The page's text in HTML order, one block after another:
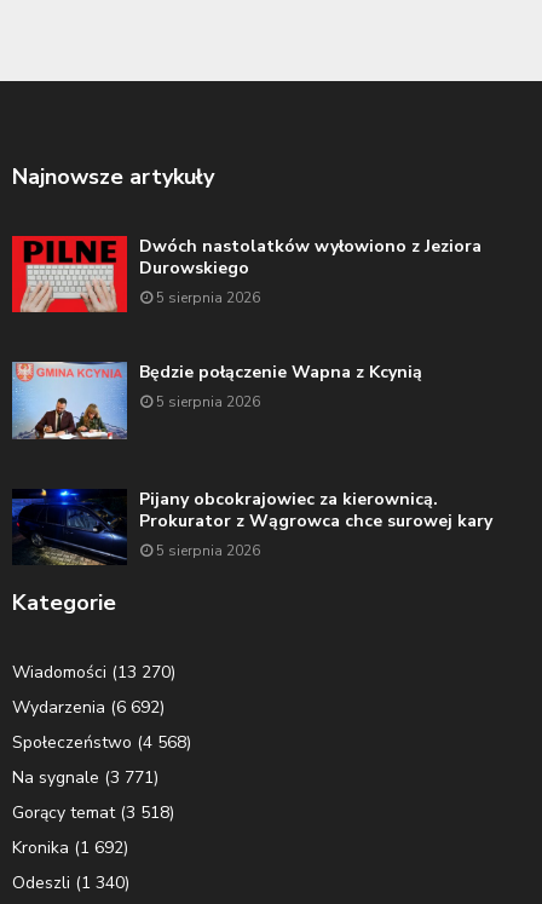
Najnowsze artykuły
Dwóch nastolatków wyłowiono z Jeziora
Durowskiego
5 sierpnia 2026
Będzie połączenie Wapna z Kcynią
5 sierpnia 2026
Pijany obcokrajowiec za kierownicą.
Prokurator z Wągrowca chce surowej kary
5 sierpnia 2026
Kategorie
Wiadomości (13 270)
Wydarzenia (6 692)
Społeczeństwo (4 568)
Na sygnale (3 771)
Gorący temat(3 518)
Kronika (1 692)
Odeszli (1 340)